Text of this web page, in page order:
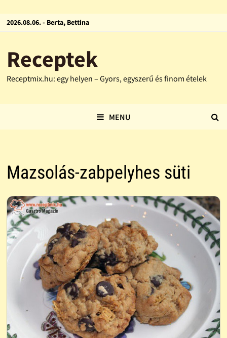
2026.08.06. - Berta, Bettina
Receptek
Receptmix.hu: egy helyen – Gyors, egyszerű és finom ételek
MENU
Mazsolás-zabpelyhes süti